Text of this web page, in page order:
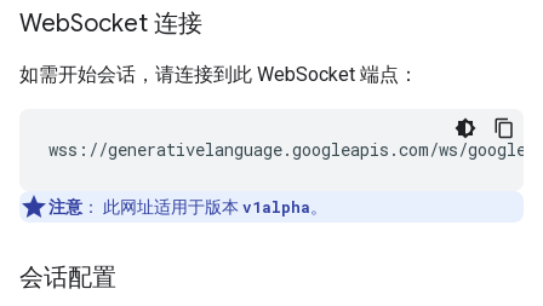
WebSocket 连接
如需开始会话，请连接到此 WebSocket 端点：
注意 ： 此网址适用于版本 v1alpha。
会话配置